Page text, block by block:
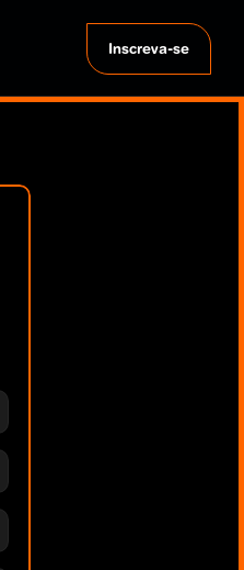
Inscreva-se